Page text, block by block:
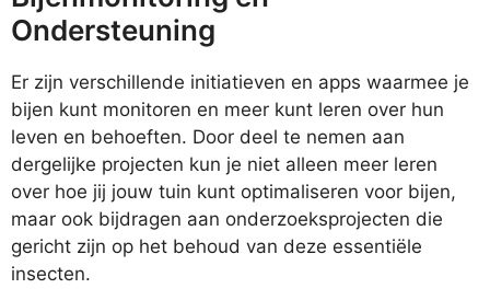
Ondersteuning
Er zijn verschillende initiatieven en apps waarmee je
bijen kunt monitoren en meer kunt leren over hun
leven en behoeften. Door deel te nemen aan
dergelijke projecten kun je niet alleen meer leren
over hoe jij jouw tuin kunt optimaliseren voor bijen,
maar ook bijdragen aan onderzoeksprojecten die
gericht zijn op het behoud van deze essentiële
insecten.